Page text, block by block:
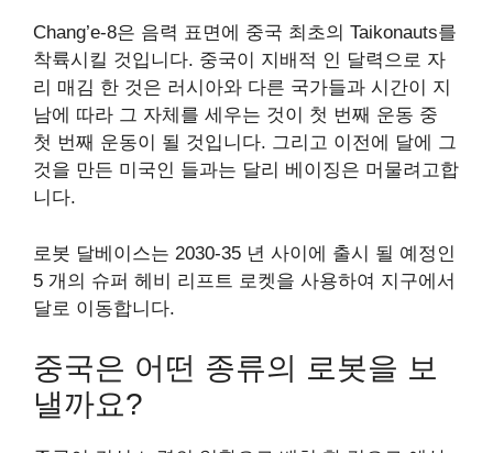
Chang’e-8은 음력 표면에 중국 최초의 Taikonauts를
착륙시킬 것입니다. 중국이 지배적 인 달력으로 자
리 매김 한 것은 러시아와 다른 국가들과 시간이 지
남에 따라 그 자체를 세우는 것이 첫 번째 운동 중
첫 번째 운동이 될 것입니다. 그리고 이전에 달에 그
것을 만든 미국인 들과는 달리 베이징은 머물려고합
니다.
로봇 달베이스는 2030-35 년 사이에 출시 될 예정인
5 개의 슈퍼 헤비 리프트 로켓을 사용하여 지구에서
달로 이동합니다.
중국은 어떤 종류의 로봇을 보
낼까요?